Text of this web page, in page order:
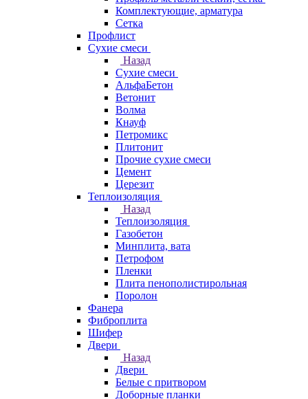
Комплектующие, арматура
Сетка
Профлист
Сухие смеси
Назад
Сухие смеси
АльфаБетон
Ветонит
Волма
Кнауф
Петромикс
Плитонит
Прочие сухие смеси
Цемент
Церезит
Теплоизоляция
Назад
Теплоизоляция
Газобетон
Минплита, вата
Петрофом
Пленки
Плита пенополистирольная
Поролон
Фанера
Фиброплита
Шифер
Двери
Назад
Двери
Белые с притвором
Доборные планки